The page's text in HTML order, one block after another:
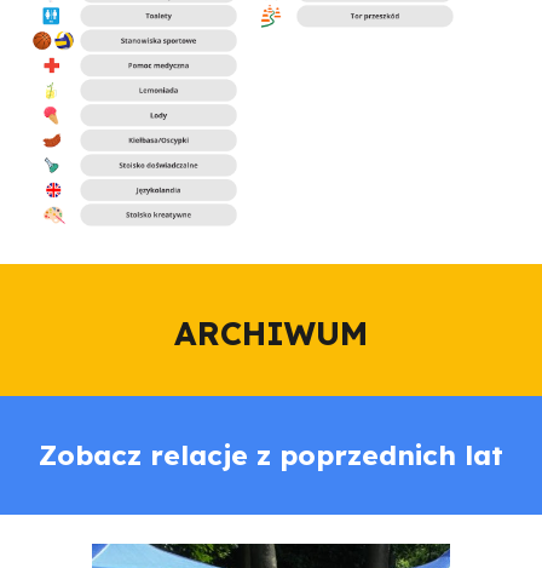
ARCHIWUM
Zobacz relacje z poprzednich lat